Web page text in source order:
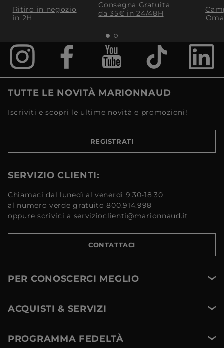
Ritiro in negozio
in 2H
Consegna Gratuita
da 35€​ in 24/48H
TUTTE LE NOVITÀ MARIONNAUD
Iscriviti e scopri le ultime novità e promozioni!
REGISTRATI
SERVIZIO CLIENTI:
Chiamaci dal lunedì al venerdì 9:30-18:30
al numero verde gratuito 800.914.998
oppure scrivici a servizioclienti@marionnaud.it
CONTATTACI
PER CONOSCERCI MEGLIO
ACQUISTI & SERVIZI
PROGRAMMA FEDELTÀ